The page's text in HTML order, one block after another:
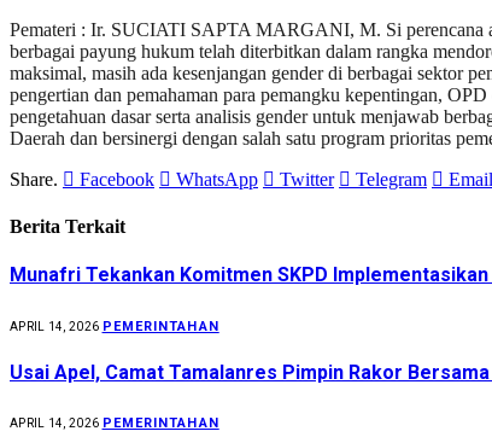
Pemateri : Ir. SUCIATI SAPTA MARGANI, M. Si perencana
berbagai payung hukum telah diterbitkan dalam rangka
maksimal, masih ada kesenjangan gender di berbagai sektor
pengertian dan pemahaman para pemangku kepentingan,
pengetahuan dasar serta analisis gender untuk menjawab
Daerah dan bersinergi dengan salah satu program prioritas
Share.
Facebook WhatsApp Twitter Telegram Email
Berita Terkait
Munafri Tekankan Komitmen SKPD
APRIL 14, 2026 PEMERINTAHAN
Usai Apel, Camat Tamalanres Pimpin Rakor
APRIL 14, 2026 PEMERINTAHAN